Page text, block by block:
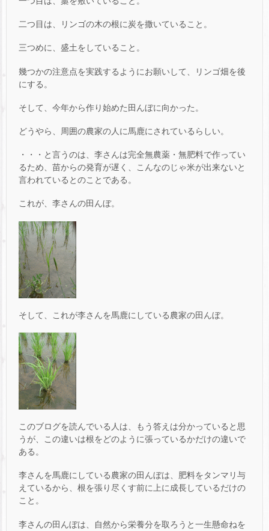
二つ目は、リンゴの木の根に炭を撒いていること。
三つめに、盛土をしていること。
幾つかの注意点を実践するようにお願いして、リンゴ畑を後
にする。
そして、今年から作り始めた田んぼに向かった。
どうやら、周囲の農家の人に馬鹿にされているらしい。
・・・と言うのは、李さんは完全無農薬・無肥料で作ってい
るため、苗からの発育が遅く、こんなのじゃ米が出来ないと
言われているとのことである。
これが、李さんの田んぼ。
そして、これが李さんを馬鹿にしている農家の田んぼ。
このブログを読んでいる人は、もう答えは分かっていると思
うが、この違いは根をどのように張っているかだけの違いで
ある。
李さんを馬鹿にしている農家の田んぼは、肥料をタンマリ与
えているから、根を張り尽くす前に上に成長しているだけの
こと。
李さんの田んぼは、自然から栄養分を取ろうと一生懸命ねを